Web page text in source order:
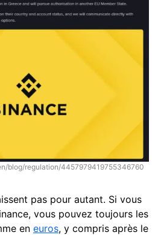
blog/regulation/4457979419755346760
pas pour autant. Si vous
vous pouvez toujours les
en euros, y compris après le